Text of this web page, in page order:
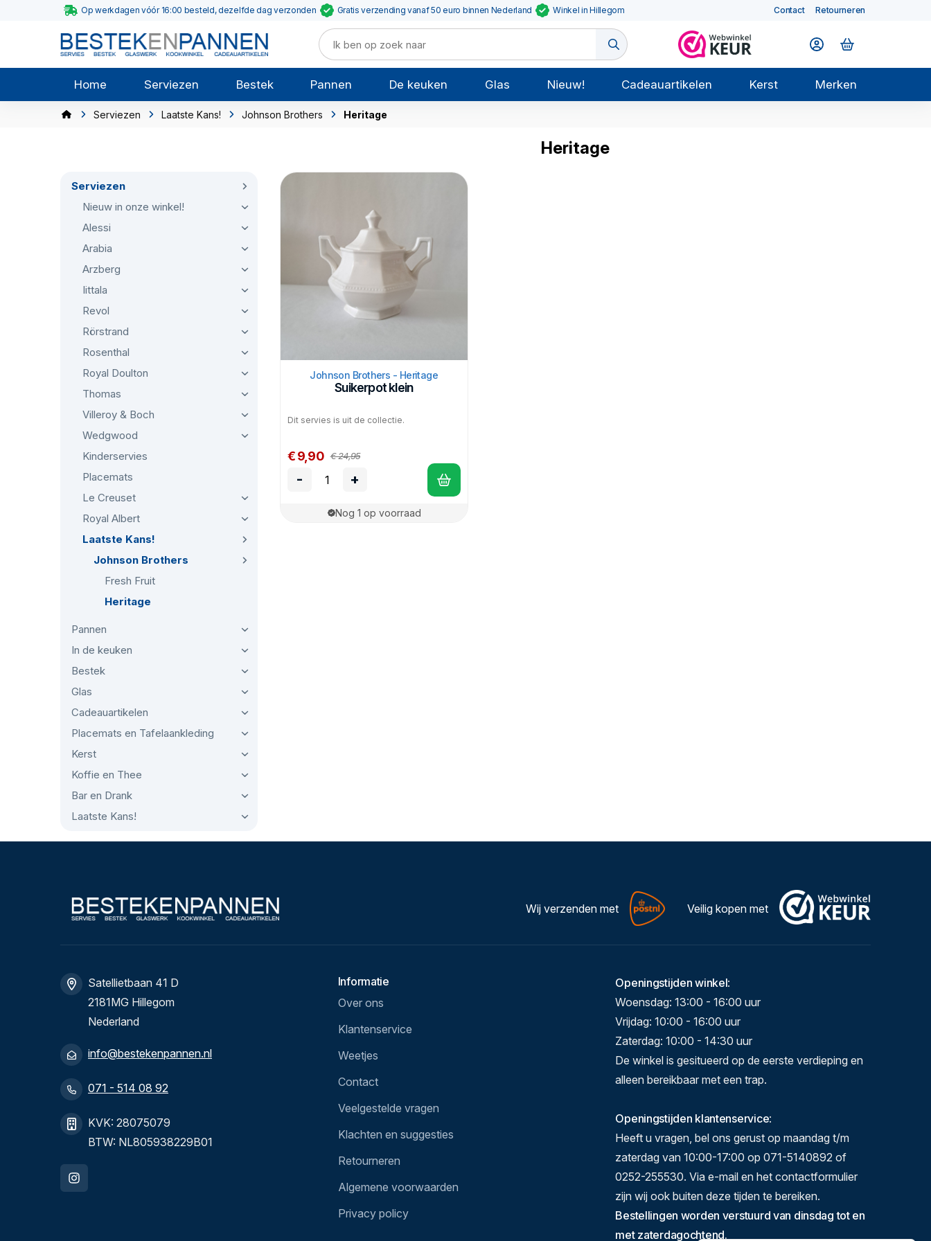
Op werkdagen vóór 16:00 besteld, dezelfde dag verzonden Gratis verzending vanaf 50 euro binnen Nederland Winkel in Hillegom Contact Retourneren
Home Serviezen Bestek Pannen De keuken Glas Nieuw! Cadeauartikelen Kerst Merken
Serviezen Laatste Kans! Johnson Brothers Heritage
Serviezen
Nieuw in onze winkel!
Alessi
Arabia
Arzberg
Iittala
Revol
Rörstrand
Rosenthal
Royal Doulton
Thomas
Villeroy & Boch
Wedgwood
Kinderservies
Placemats
Le Creuset
Royal Albert
Laatste Kans!
Johnson Brothers
Fresh Fruit
Heritage
Pannen
In de keuken
Bestek
Glas
Cadeauartikelen
Placemats en Tafelaankleding
Kerst
Koffie en Thee
Bar en Drank
Laatste Kans!
Heritage
Johnson Brothers - Heritage
Suikerpot klein
Dit servies is uit de collectie.
€ 9,90 € 24,95
- +
Nog 1 op voorraad
Wij verzenden met Veilig kopen met
Satellietbaan 41 D
2181MG Hillegom
Nederland
info@bestekenpannen.nl
071 - 514 08 92
KVK: 28075079
BTW: NL805938229B01
Informatie
Over ons
Klantenservice
Weetjes
Contact
Veelgestelde vragen
Klachten en suggesties
Retourneren
Algemene voorwaarden
Privacy policy
Openingstijden winkel:
Woensdag: 13:00 - 16:00 uur
Vrijdag: 10:00 - 16:00 uur
Zaterdag: 10:00 - 14:30 uur
De winkel is gesitueerd op de eerste verdieping en
alleen bereikbaar met een trap.
Openingstijden klantenservice:
Heeft u vragen, bel ons gerust op maandag t/m
zaterdag van 10:00-17:00 op 071-5140892 of
0252-255530. Via e-mail en het contactformulier
zijn wij ook buiten deze tijden te bereiken.
Bestellingen worden verstuurd van dinsdag tot en
met zaterdagochtend.